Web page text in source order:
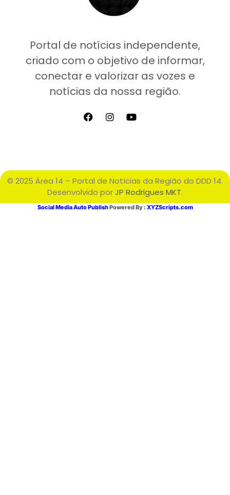
Portal de notícias independente,
criado com o objetivo de informar,
conectar e valorizar as vozes e
notícias da nossa região.
© 2025 Área 14 – Portal de Notícias da Região do DDD 14.
Desenvolvido porJP Rodrigues MKT.
Social Media Auto PublishPowered By : XYZScripts.com